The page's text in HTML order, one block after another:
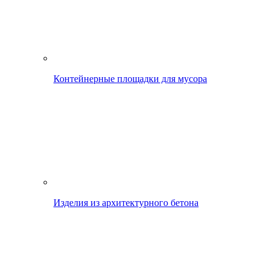
Контейнерные площадки для мусора
Изделия из архитектурного бетона